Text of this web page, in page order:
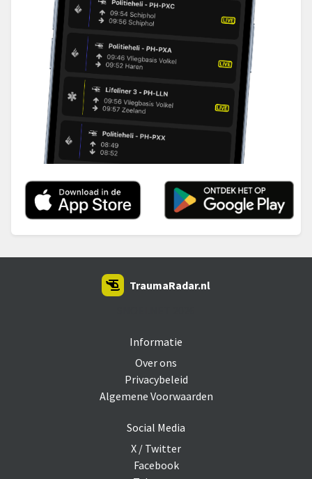
Informatie
Over ons
Privacybeleid
Algemene Voorwaarden
Social Media
X / Twitter
Facebook
TraumaRadar.nl